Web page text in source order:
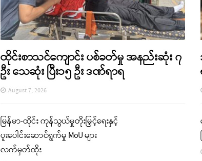
ထိုင်းစာသင်ကျောင်း ပစ်ခတ်မှု အနည်းဆုံး ၇
ဦး သေဆုံး ပြီး၁၅ ဦး ဒဏ်ရာရ
August 7, 2026
မြန်မာ-ထိုင်း ကုန်သွယ်မှုတိုးမြှင့်ရေးနှင့်
ပူးပေါင်းဆောင်ရွက်မှု MoU များ
လက်မှတ်ထိုး